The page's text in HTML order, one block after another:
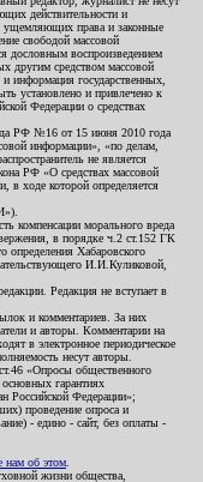
действительности и
ущемляющих права и законные
свободой массовой
дословным воспроизведением
другим средством массовой
информация государственных,
установлено и привлечено к
Федерации о средствах
РФ №16 от 15 июня 2010 года
информации», «по делам,
не является
РФ «О средствах массовой
в ходе которой определяется
компенсации морального вреда
в порядке ч.2 ст.152 ГК
определения Хабаровского
И.И.Куликовой,
Редакция не вступает в
и комментариев. За них
и авторы. Комментарии на
в электронное периодическое
несут авторы.
«Опросы общественного
гарантиях
Российской Федерации»;
проведение опроса и
- едино - сайт, без оплаты -
нам об этом
жизни общества,